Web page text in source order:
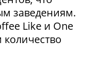
заведениям.
Like и One
количество